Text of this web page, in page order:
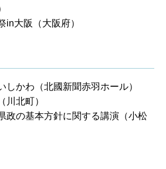
in大阪（大阪府）
しかわ（北國新聞赤羽ホール）
川北町）
政の基本方針に関する講演（小松